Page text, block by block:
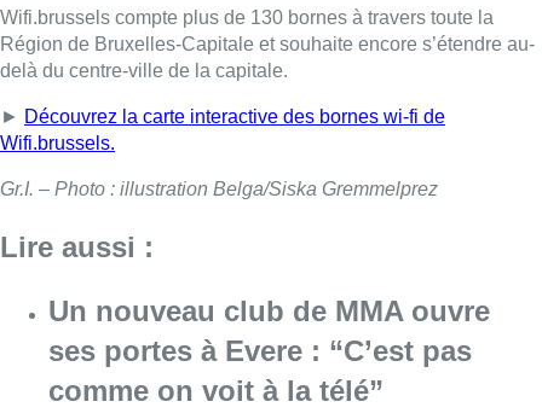
Wifi.brussels compte plus de 130 bornes à travers toute la
Région de Bruxelles-Capitale et souhaite encore s’étendre au-
delà du centre-ville de la capitale.
► Découvrez la carte interactive des bornes wi-fi de
Wifi.brussels.
Gr.I. – Photo : illustration Belga/Siska Gremmelprez
Lire aussi :
Un nouveau club de MMA ouvre
ses portes à Evere : “C’est pas
comme on voit à la télé”